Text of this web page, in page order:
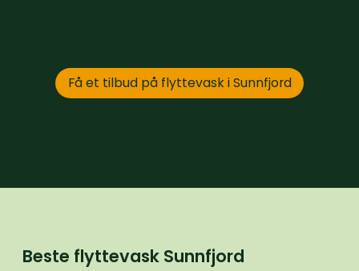
Få et tilbud på flyttevask i Sunnfjord
Beste flyttevask Sunnfjord